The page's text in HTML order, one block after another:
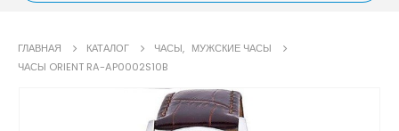
ГЛАВНАЯ КАТАЛОГ ЧАСЫ, МУЖСКИЕ ЧАСЫ
ЧАСЫ ORIENT RA-AP0002S10B